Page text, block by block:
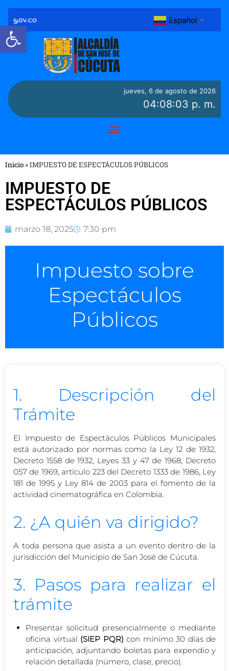
Abrir barra de herramientas
Español ▼
jueves, 6 de agosto de 2026
04:08:04 p. m.
Inicio »IMPUESTO DE ESPECTÁCULOS PÚBLICOS
IMPUESTO DE
ESPECTÁCULOS PÚBLICOS
marzo 18, 2025 7:30 pm
Impuesto sobre
Espectáculos
Públicos
1. Descripción del
Trámite
El Impuesto de Espectáculos Públicos Municipales
está autorizado por normas como la Ley 12 de 1932,
Decreto 1558 de 1932, Leyes 33 y 47 de 1968, Decreto
057 de 1969, artículo 223 del Decreto 1333 de 1986, Ley
181 de 1995 y Ley 814 de 2003 para el fomento de la
actividad cinematográfica en Colombia.
2. ¿A quién va dirigido?
A toda persona que asista a un evento dentro de la
jurisdicción del Municipio de San José de Cúcuta.
3. Pasos para realizar el
trámite
Presentar solicitud presencialmente o mediante
oficina virtual (SIEP PQR) con mínimo 30 días de
anticipación, adjuntando boletas para expendio y
relación detallada (número, clase, precio).